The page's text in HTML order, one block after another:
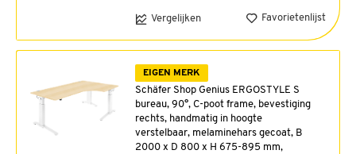
Vergelijken Favorietenlijst
EIGEN MERK
Schäfer Shop Genius ERGOSTYLE S
bureau, 90°, C-poot frame, bevestiging
rechts, handmatig in hoogte
verstelbaar, melaminehars gecoat, B
2000 x D 800 x H 675-895 mm,